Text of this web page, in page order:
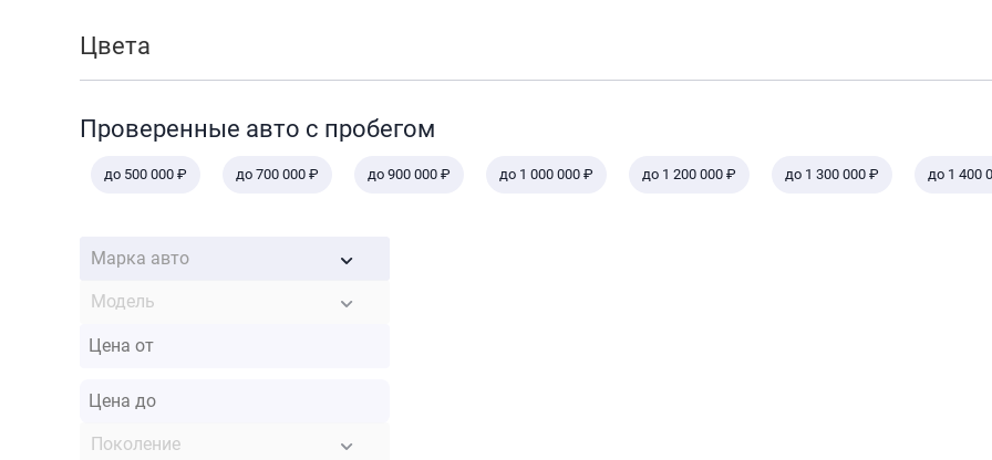
Цвета
Проверенные авто с пробегом
до 500 000 ₽ до 700 000 ₽ до 900 000 ₽ до 1 000 000 ₽ до 1 200 000 ₽ до 1 300 000 ₽ до 1 400
Марка авто
Модель
Поколение